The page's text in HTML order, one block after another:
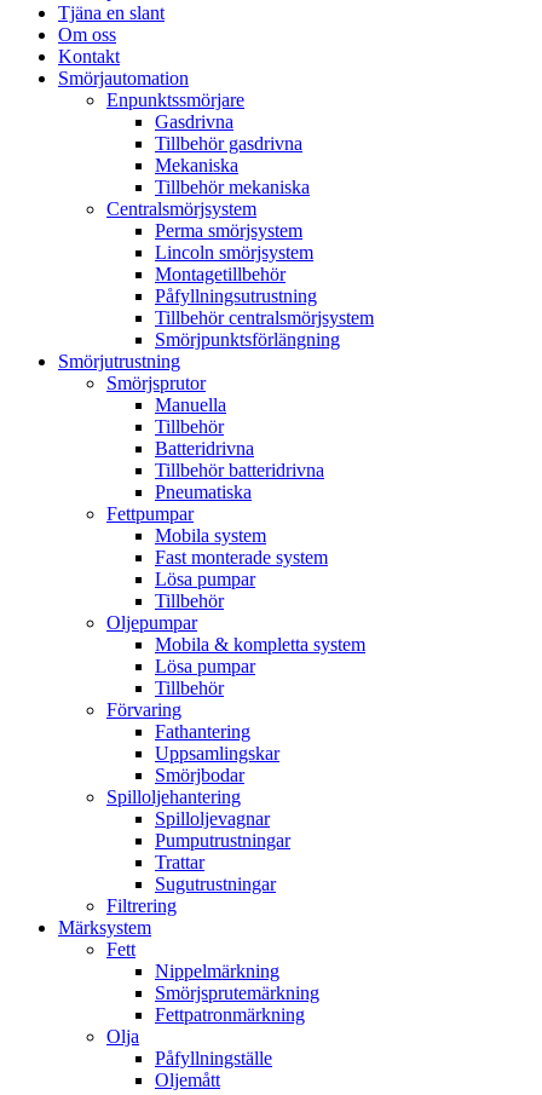
Tjäna en slant
Om oss
Kontakt
Smörjautomation
Enpunktssmörjare
Gasdrivna
Tillbehör gasdrivna
Mekaniska
Tillbehör mekaniska
Centralsmörjsystem
Perma smörjsystem
Lincoln smörjsystem
Montagetillbehör
Påfyllningsutrustning
Tillbehör centralsmörjsystem
Smörjpunktsförlängning
Smörjutrustning
Smörjsprutor
Manuella
Tillbehör
Batteridrivna
Tillbehör batteridrivna
Pneumatiska
Fettpumpar
Mobila system
Fast monterade system
Lösa pumpar
Tillbehör
Oljepumpar
Mobila & kompletta system
Lösa pumpar
Tillbehör
Förvaring
Fathantering
Uppsamlingskar
Smörjbodar
Spilloljehantering
Spilloljevagnar
Pumputrustningar
Trattar
Sugutrustningar
Filtrering
Märksystem
Fett
Nippelmärkning
Smörjsprutemärkning
Fettpatronmärkning
Olja
Påfyllningställe
Oljemått